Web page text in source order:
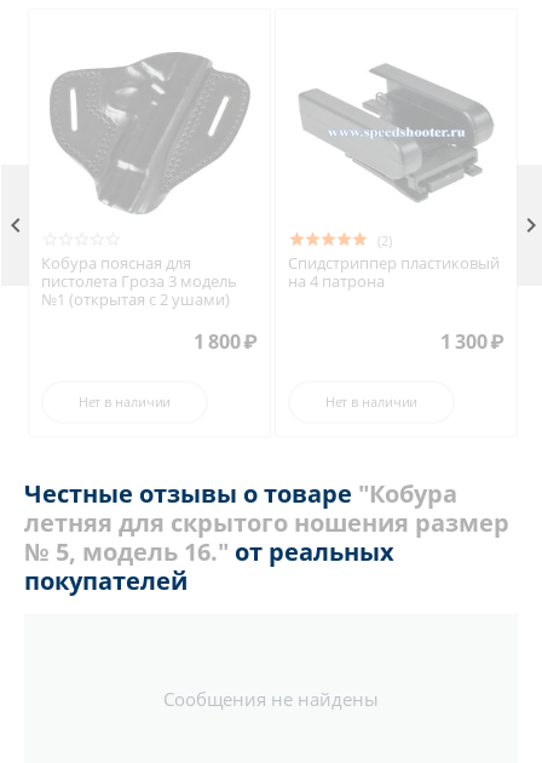
Кобура поясная для
пистолета Гроза 3 модель
№1 (открытая с 2 ушами)
1 800₽
Нет в наличии
(2)
Спидстриппер пластиковый
на 4 патрона
1 300₽
Нет в наличии

Честные отзывы о товаре "Кобура
летняя для скрытого ношения размер
№ 5, модель 16." от реальных
покупателей
Сообщения не найдены